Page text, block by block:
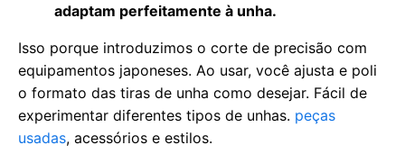
adaptam perfeitamente à unha.
Isso porque introduzimos o corte de precisão com
equipamentos japoneses. Ao usar, você ajusta e poli
o formato das tiras de unha como desejar. Fácil de
experimentar diferentes tipos de unhas. peças
usadas, acessórios e estilos.